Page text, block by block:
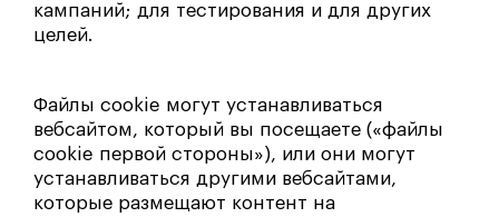
кампаний; для тестирования и для других
целей.
Файлы cookie могут устанавливаться
вебсайтом, который вы посещаете («файлы
cookie первой стороны»), или они могут
устанавливаться другими вебсайтами,
которые размещают контент на